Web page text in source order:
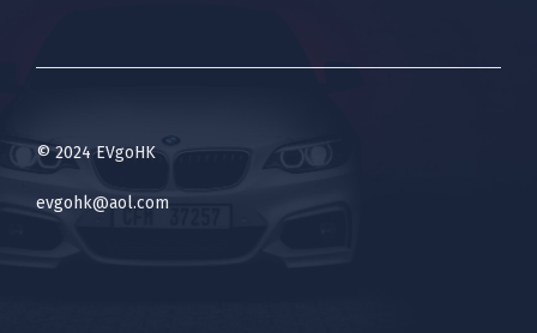
© 2024 EVgoHK
evgohk@aol.com